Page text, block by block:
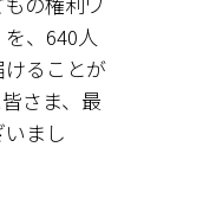
、640人
ることが
さま、最
まし